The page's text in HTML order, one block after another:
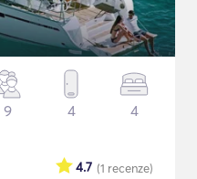
9 4 4
(1 recenze)
4.7